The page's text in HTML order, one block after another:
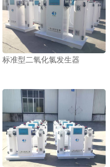
1
标准型二氧化氯发生器